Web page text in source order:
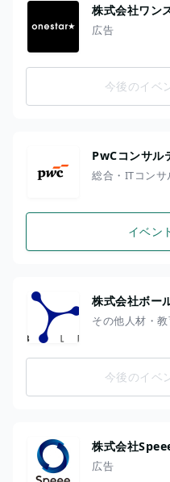
株式会社ワン
広告
今後のイベ
PwCコンサル
総合・ITコンサ
イベン
株式会社ボー
その他人材・
今後のイベ
株式会社
広告